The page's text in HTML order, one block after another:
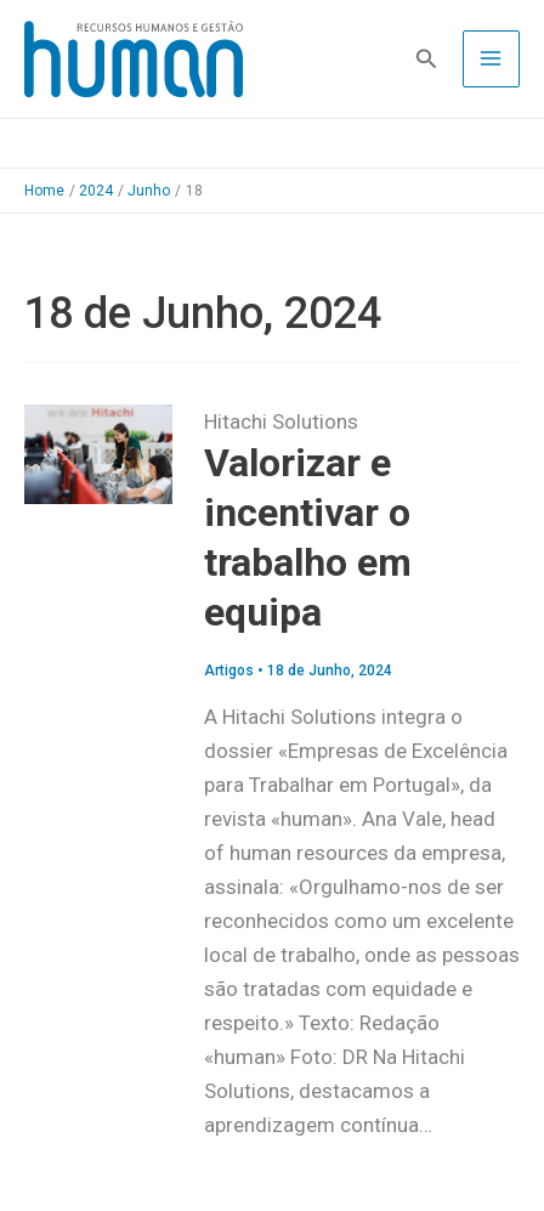
Skip
content
Pesquisa
Home 2024 Junho 18
18 de Junho, 2024
Hitachi Solutions
Valorizar e
incentivar o
trabalho em
equipa
Artigos • 18 de Junho, 2024
A Hitachi Solutions integra o
dossier «Empresas de Excelência
para Trabalhar em Portugal», da
revista «human». Ana Vale, head
of human resources da empresa,
assinala: «Orgulhamo-nos de ser
reconhecidos como um excelente
local de trabalho, onde as pessoas
são tratadas com equidade e
respeito.» Texto: Redação
«human» Foto: DR Na Hitachi
Solutions, destacamos a
aprendizagem contínua…